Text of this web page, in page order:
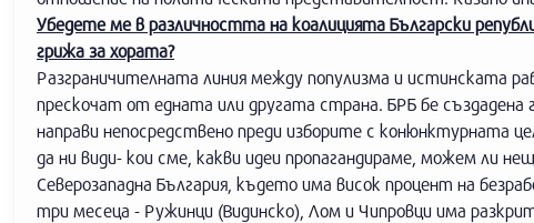
Убедете ме в различността на коалицията Български
грижа за хората?
Разграничителната линия между популизма и истинската
прескочат от едната или другата страна. БРБ бе създадена
направи непосредствено преди изборите с конюнктурната
да ни види- кои сме, какви идеи пропагандираме, можем ли
Северозападна България, където има висок процент на
три месеца - Ружинци (Видинско), Лом и Чипровци има